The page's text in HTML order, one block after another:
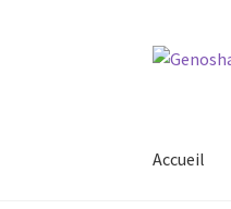
Aller
Aller
Accueil